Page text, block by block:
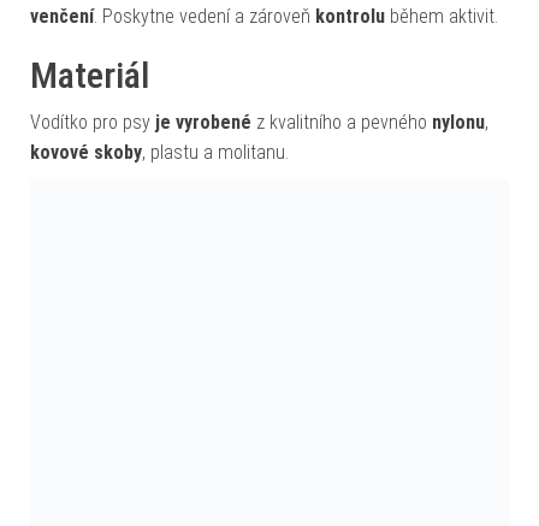
venčení. Poskytne vedení a zároveň kontrolu během aktivit.
Materiál
Vodítko pro psy je vyrobené z kvalitního a pevného nylonu,
kovové skoby, plastu a molitanu.